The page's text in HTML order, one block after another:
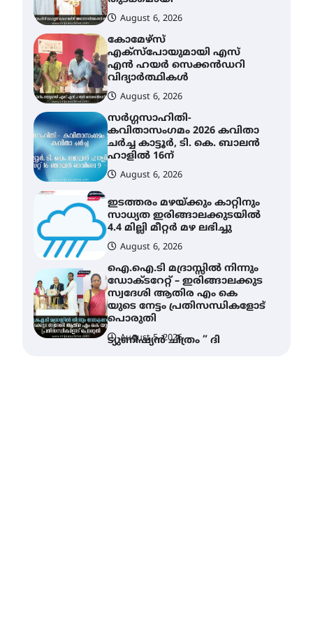
കോമേഴ്സ്
എക്സ്പോയുമായി എസ്
എൻ ഹയർ സെക്കൻഡറി
വിദ്യാർത്ഥികൾ
August 6, 2026
സർഗ്ഗസാഹിതി-
കവിതാസംഗമം 2026 കവിതാ
ചർച്ച കാട്ടൂർ, ടി. കെ. ബാലൻ
ഹാളിൽ 16ന്
August 6, 2026
ഇടത്തരം മഴയ്ക്കും കാറ്റിനും
4.4 മില്ലി മീറ്റർ മഴ ലഭിച്ചു
August 6, 2026
ഐ.ഐ.ടി മദ്രാസ്സിൽ നിന്നും
ഡോക്ടറേറ്റ് – ഇരിങ്ങാലക്കുട
സ്വദേശി ആതിര എം കെ
യുടെ നേട്ടം പ്രതിസന്ധികളോട്
പൊരുതി
August 5, 2026
ട്യുണീഷ്യൻ ചിത്രം ” ദി
വോയിസ് ഓഫ് ഹിന്ദ് റജബ് ”
ഇരിങ്ങാലക്കുട ഫിലിം
സൊസൈറ്റി ആഗസ്റ്റ് 7